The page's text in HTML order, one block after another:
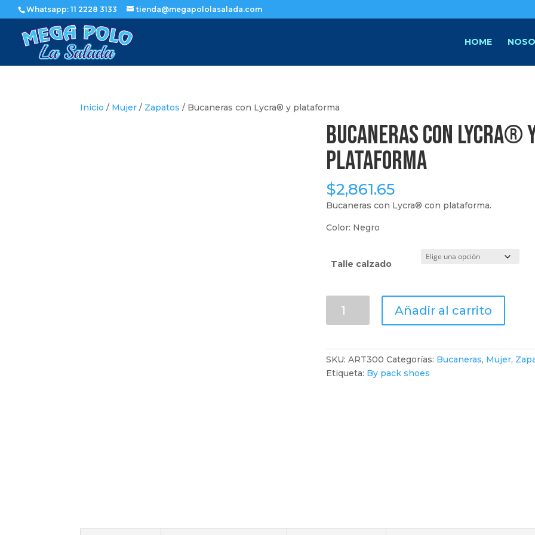
Whatsapp: 11 2228 3133 tienda@megapololasalada.com
HOME
Inicio / Mujer / Zapatos / Bucaneras con Lycra® y plataforma
Bucaneras con Lycra®
plataforma
$2,861.65
Bucaneras con Lycra® con plataforma.
Color: Negro
Talle calzado
plataforma
cantidad
Añadir al carrito
SKU:ART300 Categorías: Bucaneras, Mujer,
Etiqueta: By pack shoes